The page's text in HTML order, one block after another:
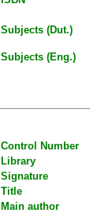
Subjects (Dut.)
Subjects (Eng.)
Control Number
Library
Signature
Title
Main author